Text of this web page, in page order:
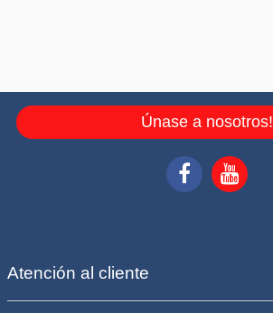
Únase a nosotros!
Atención al cliente